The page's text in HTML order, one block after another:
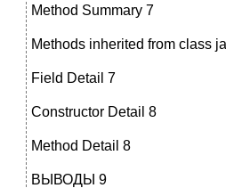
Method Summary 7
Methods inherited from class
Field Detail 7
Constructor Detail 8
Method Detail 8
ВЫВОДЫ 9